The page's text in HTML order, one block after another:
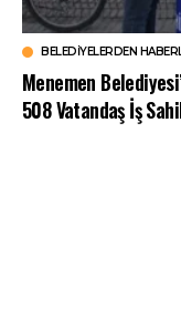
BELEDIYELERDEN
Menemen
508 Vatandaş İş